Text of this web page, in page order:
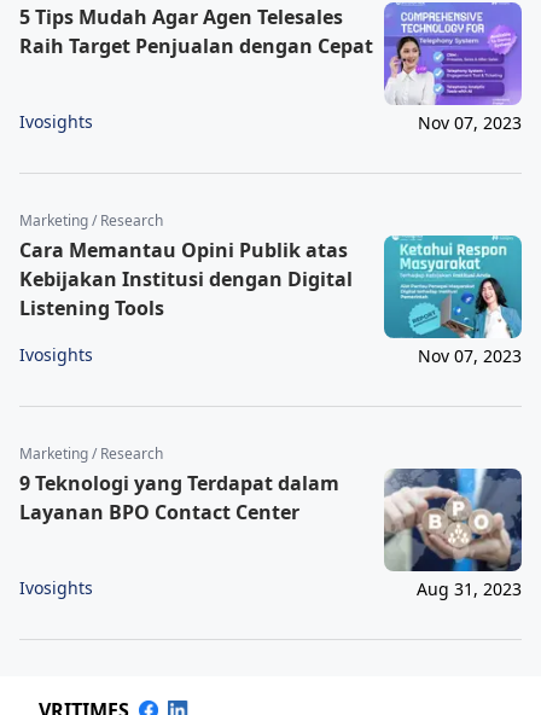
5 Tips Mudah Agar Agen Telesales
Raih Target Penjualan dengan Cepat
Ivosights Nov 07, 2023
Marketing / Research
Cara Memantau Opini Publik atas
Kebijakan Institusi dengan Digital
Listening Tools
Ivosights Nov 07, 2023
Marketing / Research
9 Teknologi yang Terdapat dalam
Layanan BPO Contact Center
Ivosights Aug 31, 2023